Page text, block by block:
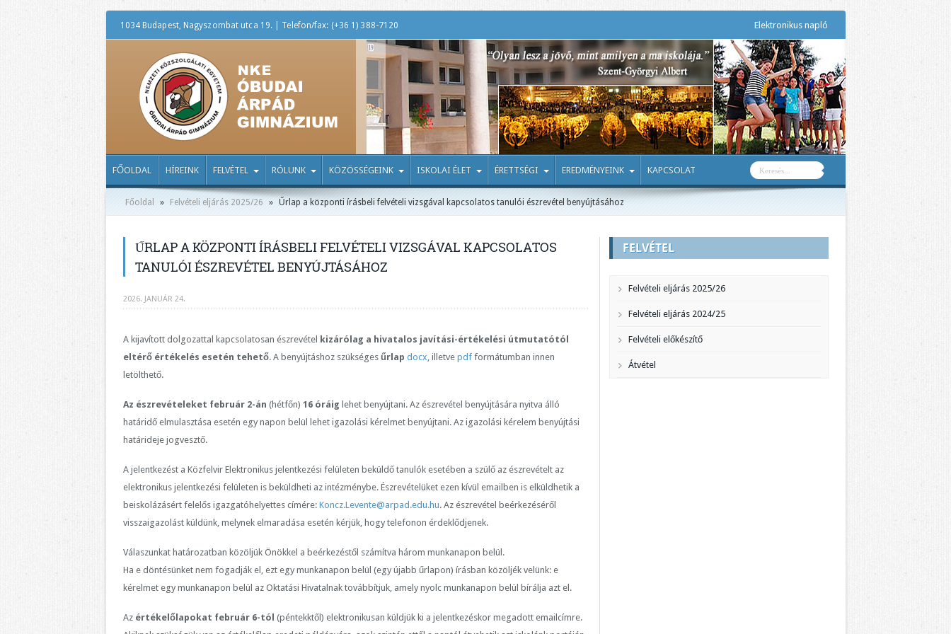
1034 Budapest, Nagyszombat utca 19. | Telefon/fax: (+36 1) 388-7120 Elektronikus napló
FŐOLDAL HÍREINK FELVÉTEL RÓLUNK KÖZÖSSÉGEINK ISKOLAI ÉLET ÉRETTSÉGI EREDMÉNYEINK KAPCSOLAT
Főoldal » Felvételi eljárás 2025/26 » Űrlap a központi írásbeli felvételi vizsgával kapcsolatos tanulói észrevétel benyújtásához
ŰRLAP A KÖZPONTI ÍRÁSBELI FELVÉTELI VIZSGÁVAL KAPCSOLATOS
TANULÓI ÉSZREVÉTEL BENYÚJTÁSÁHOZ
2026. JANUÁR 24.
A kijavított dolgozattal kapcsolatosan észrevétel kizárólag a hivatalos javítási-értékelési útmutatótól
eltérő értékelés esetén tehető. A benyújtáshoz szükséges űrlap docx, illetve pdfformátumban innen
letölthető.
Az észrevételeket február 2-án (hétfőn) 16 óráig lehet benyújtani. Az észrevétel benyújtására nyitva álló
határidő elmulasztása esetén egy napon belül lehet igazolási kérelmet benyújtani. Az igazolási kérelem benyújtási
határideje jogvesztő.
A jelentkezést a Közfelvir Elektronikus jelentkezési felületen beküldő tanulók esetében a szülő az észrevételt az
elektronikus jelentkezési felületen is beküldheti az intézménybe. Észrevételüket ezen kívül emailben is elküldhetik a
beiskolázásért felelős igazgatóhelyettes címére: Koncz.Levente@arpad.edu.hu. Az észrevétel beérkezéséről
visszaigazolást küldünk, melynek elmaradása esetén kérjük, hogy telefonon érdeklődjenek.
Válaszunkat határozatban közöljük Önökkel a beérkezéstől számítva három munkanapon belül.
Ha e döntésünket nem fogadják el, ezt egy munkanapon belül (egy újabb űrlapon) írásban közöljék velünk: e
kérelmet egy munkanapon belül az Oktatási Hivatalnak továbbítjuk, amely nyolc munkanapon belül bírálja azt el.
Az értékelőlapokat február 6-tól (péntekktől) elektronikusan küldjük ki a jelentkezéskor megadott emailcímre.
FELVÉTEL
Felvételi eljárás 2025/26
Felvételi eljárás 2024/25
Felvételi előkészítő
Átvétel